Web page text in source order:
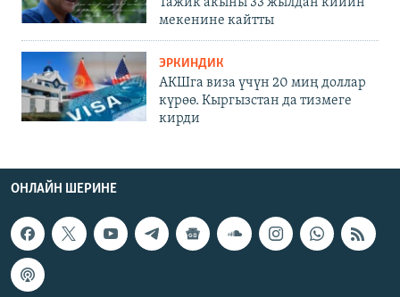
мекенине кайтты
ЭРКИНДИК
АКШга виза үчүн 20 миң доллар
күрөө. Кыргызстан да тизмеге
кирди
ОНЛАЙН ШЕРИНЕ